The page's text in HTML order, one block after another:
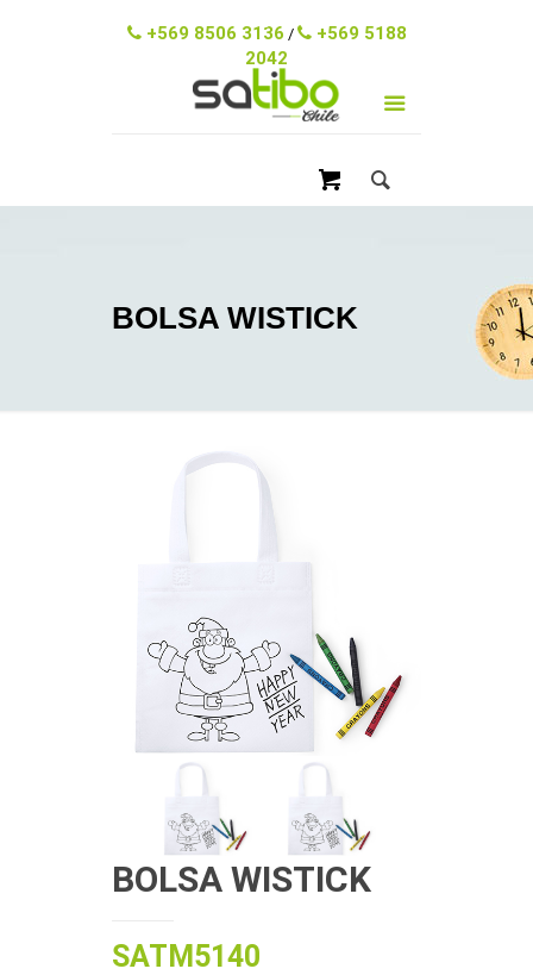
+569 8506 3136 /
+569 5188
2042
BOLSA WISTICK
BOLSA WISTICK
SATM5140